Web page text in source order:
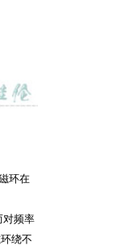
环在
对频率
绕不